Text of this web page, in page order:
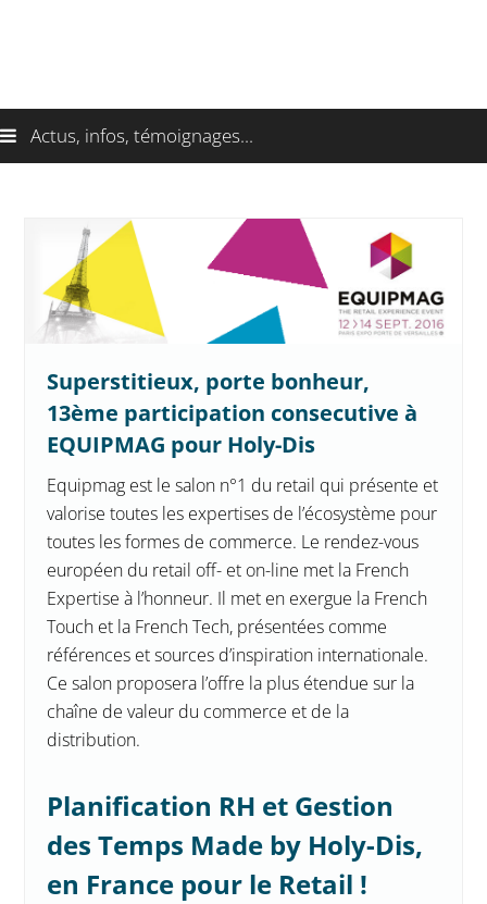
Actus, infos, témoignages...
Superstitieux, porte bonheur,
13ème participation consecutive à
EQUIPMAG pour Holy-Dis
Equipmag est le salon n°1 du retail qui présente et
valorise toutes les expertises de l’écosystème pour
toutes les formes de commerce. Le rendez-vous
européen du retail off- et on-line met la French
Expertise à l’honneur. Il met en exergue la French
Touch et la French Tech, présentées comme
références et sources d’inspiration internationale.
Ce salon proposera l’offre la plus étendue sur la
chaîne de valeur du commerce et de la
distribution.
Planification RH et Gestion
des Temps Made by Holy-Dis,
en France pour le Retail !